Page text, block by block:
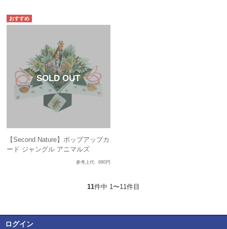
【Second Nature】ポップアップカ
ード ジャングル アニマルズ
参考上代 680円
11件中 1〜11件目
ログイン